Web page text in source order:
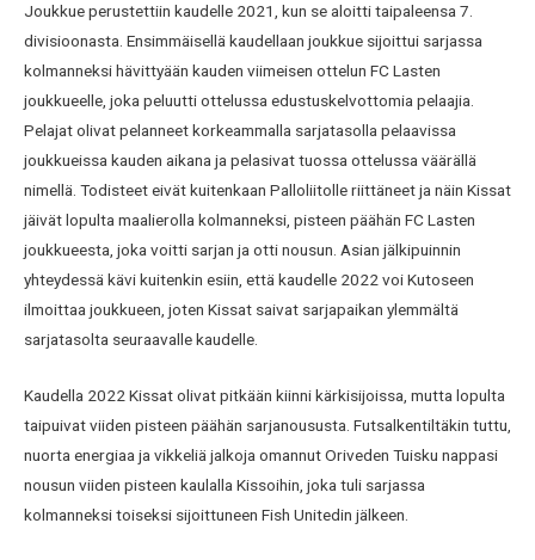
Joukkue perustettiin kaudelle 2021, kun se aloitti taipaleensa 7.
divisioonasta. Ensimmäisellä kaudellaan joukkue sijoittui sarjassa
kolmanneksi hävittyään kauden viimeisen ottelun FC Lasten
joukkueelle, joka peluutti ottelussa edustuskelvottomia pelaajia.
Pelajat olivat pelanneet korkeammalla sarjatasolla pelaavissa
joukkueissa kauden aikana ja pelasivat tuossa ottelussa väärällä
nimellä. Todisteet eivät kuitenkaan Palloliitolle riittäneet ja näin Kissat
jäivät lopulta maalierolla kolmanneksi, pisteen päähän FC Lasten
joukkueesta, joka voitti sarjan ja otti nousun. Asian jälkipuinnin
yhteydessä kävi kuitenkin esiin, että kaudelle 2022 voi Kutoseen
ilmoittaa joukkueen, joten Kissat saivat sarjapaikan ylemmältä
sarjatasolta seuraavalle kaudelle.
Kaudella 2022 Kissat olivat pitkään kiinni kärkisijoissa, mutta lopulta
taipuivat viiden pisteen päähän sarjanoususta. Futsalkentiltäkin tuttu,
nuorta energiaa ja vikkeliä jalkoja omannut Oriveden Tuisku nappasi
nousun viiden pisteen kaulalla Kissoihin, joka tuli sarjassa
kolmanneksi toiseksi sijoittuneen Fish Unitedin jälkeen.